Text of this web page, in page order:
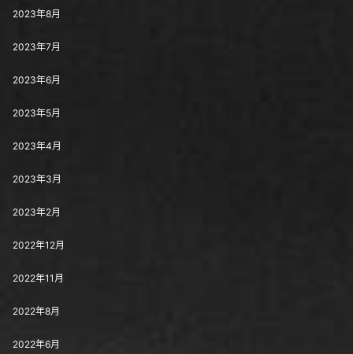
2023年8月
2023年7月
2023年6月
2023年5月
2023年4月
2023年3月
2023年2月
2022年12月
2022年11月
2022年8月
2022年6月